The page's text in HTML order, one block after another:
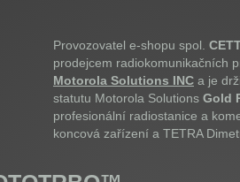
Provozovatel e-shopu spol.
prodejcem radiokomunikačních
Motorola Solutions INCa je
statutu Motorola Solutions Gold
profesionální radiostanice a
koncová zařízení a TETRA